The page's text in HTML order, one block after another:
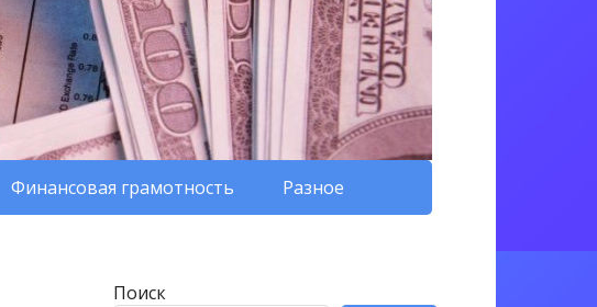
Финансовая грамотность Разное
Поиск